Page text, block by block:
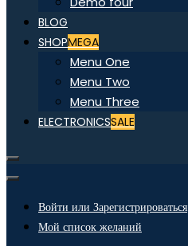
BLOG
SHOPMEGA
Menu One
Menu Two
Menu Three
ELECTRONICSSALE
Войти или Зарегистрироваться
Мой список желаний